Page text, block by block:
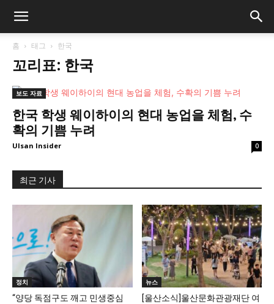
홈 태그 한국
꼬리표: 한국
보도 자료
한국 학생 웨이하이의 현대 농업을 체험, 수
확의 기쁨 누려
Ulsan Insider 0
최근 기사
정치
“양당 독점구도 깨고 민생중심
뉴스
[울산소식]울산문화관광재단 여